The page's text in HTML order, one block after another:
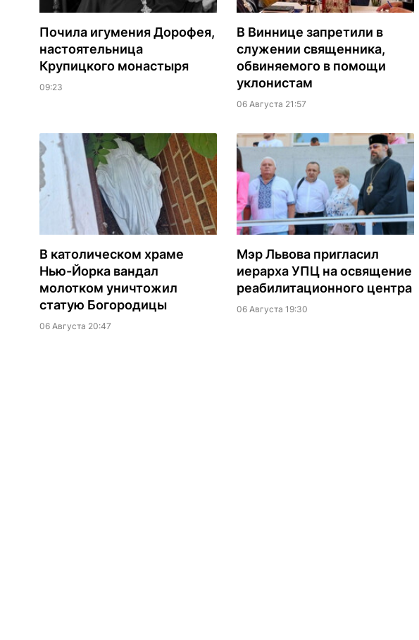
Почила игумения Дорофея,
настоятельница
Крупицкого монастыря
09:23
В Виннице запретили в
служении священника,
обвиняемого в помощи
уклонистам
06 Августа 21:57
В католическом храме
Нью-Йорка вандал
молотком уничтожил
статую Богородицы
06 Августа 20:47
Мэр Львова пригласил
иерарха УПЦ на освящение
реабилитационного центра
06 Августа 19:30